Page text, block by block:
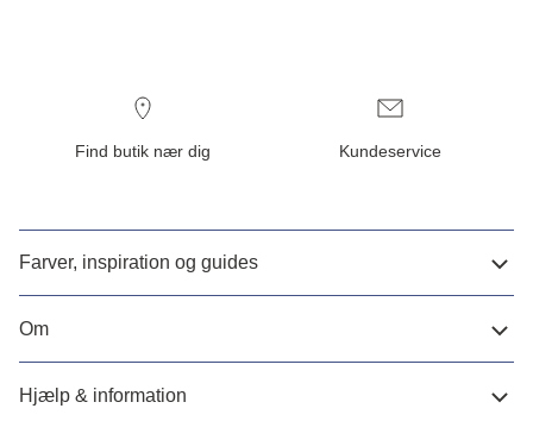
Find butik nær dig Kundeservice
Farver, inspiration og guides
Om
Hjælp & information